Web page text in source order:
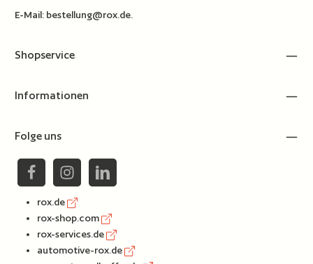
E-Mail: bestellung@rox.de.
Shopservice
Informationen
Folge uns
rox.de
rox-shop.com
rox-services.de
automotive-rox.de